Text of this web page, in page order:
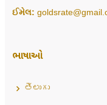
ઈમેલ:
ભાષાઓ
తెలుగు